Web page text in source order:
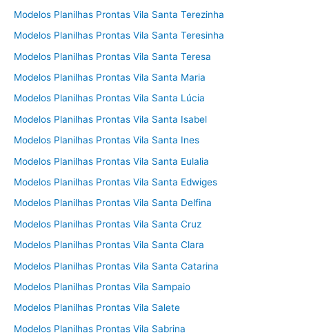
Modelos Planilhas Prontas Vila Santa Terezinha
Modelos Planilhas Prontas Vila Santa Teresinha
Modelos Planilhas Prontas Vila Santa Teresa
Modelos Planilhas Prontas Vila Santa Maria
Modelos Planilhas Prontas Vila Santa Lúcia
Modelos Planilhas Prontas Vila Santa Isabel
Modelos Planilhas Prontas Vila Santa Ines
Modelos Planilhas Prontas Vila Santa Eulalia
Modelos Planilhas Prontas Vila Santa Edwiges
Modelos Planilhas Prontas Vila Santa Delfina
Modelos Planilhas Prontas Vila Santa Cruz
Modelos Planilhas Prontas Vila Santa Clara
Modelos Planilhas Prontas Vila Santa Catarina
Modelos Planilhas Prontas Vila Sampaio
Modelos Planilhas Prontas Vila Salete
Modelos Planilhas Prontas Vila Sabrina